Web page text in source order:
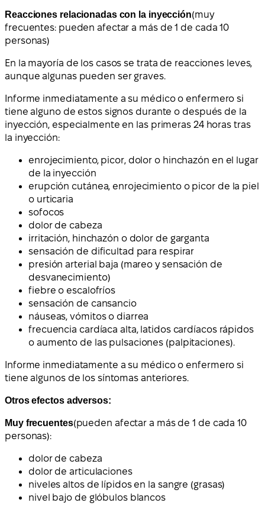
Reacciones relacionadas con la inyección(muy
frecuentes: pueden afectar a más de 1 de cada 10
personas)
En la mayoría de los casos se trata de reacciones leves,
aunque algunas pueden ser graves.
Informe inmediatamente a su médico o enfermero si
tiene alguno de estos signos durante o después de la
inyección, especialmente en las primeras 24 horas tras
la inyección:
enrojecimiento, picor, dolor o hinchazón en el lugar
de la inyección
erupción cutánea, enrojecimiento o picor de la piel
o urticaria
sofocos
dolor de cabeza
irritación, hinchazón o dolor de garganta
sensación de dificultad para respirar
presión arterial baja (mareo y sensación de
desvanecimiento)
fiebre o escalofríos
sensación de cansancio
náuseas, vómitos o diarrea
frecuencia cardíaca alta, latidos cardíacos rápidos
o aumento de las pulsaciones (palpitaciones).
Informe inmediatamente a su médico o enfermero si
tiene algunos de los síntomas anteriores.
Otros efectos adversos:
Muy frecuentes(pueden afectar a más de 1 de cada 10
personas):
dolor de cabeza
dolor de articulaciones
niveles altos de lípidos en la sangre (grasas)
nivel bajo de glóbulos blancos